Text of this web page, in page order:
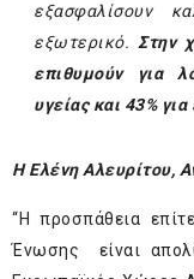
εξασφαλίσουν
εξωτερικό. Στην
επιθυμούν για
υγείας και 43%
Η Ελένη Αλευρίτου,
“Η προσπάθεια
Ένωσης είναι